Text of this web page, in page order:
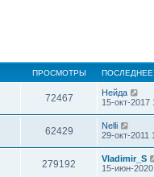
ПРОСМОТРЫ
72467
Нейда
15-окт-2017
62429
Nelli
29-окт-2011
279192
Vladimir_S
15-июн-2020